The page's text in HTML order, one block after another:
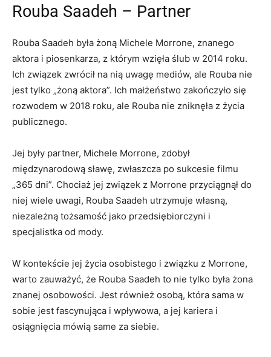
Rouba Saadeh – Partner
Rouba Saadeh była żoną Michele Morrone, znanego
aktora i piosenkarza, z którym wzięła ślub w 2014 roku.
Ich związek zwrócił na nią uwagę mediów, ale Rouba nie
jest tylko „żoną aktora”. Ich małżeństwo zakończyło się
rozwodem w 2018 roku, ale Rouba nie zniknęła z życia
publicznego.
Jej były partner, Michele Morrone, zdobył
międzynarodową sławę, zwłaszcza po sukcesie filmu
„365 dni”. Chociaż jej związek z Morrone przyciągnął do
niej wiele uwagi, Rouba Saadeh utrzymuje własną,
niezależną tożsamość jako przedsiębiorczyni i
specjalistka od mody.
W kontekście jej życia osobistego i związku z Morrone,
warto zauważyć, że Rouba Saadeh to nie tylko była żona
znanej osobowości. Jest również osobą, która sama w
sobie jest fascynująca i wpływowa, a jej kariera i
osiągnięcia mówią same za siebie.